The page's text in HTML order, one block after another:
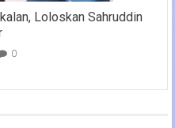
Loloskan Sahruddin
0